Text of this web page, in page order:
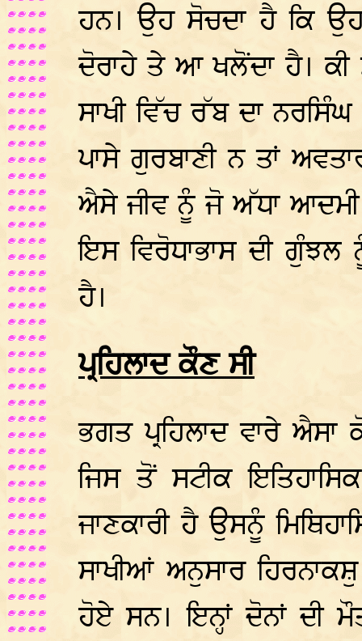
ਹਨ। ਉਹ ਸੋਚਦਾ ਹੈ ਕਿ
ਦੋਰਾਹੇ ਤੇ ਆ ਖਲੋਂਦਾ ਹੈ।
ਸਾਖੀ ਵਿੱਚ ਰੱਬ ਦਾ
ਪਾਸੇ ਗੁਰਬਾਣੀ ਨ ਤਾਂ
ਐਸੇ ਜੀਵ ਨੂੰ ਜੋ ਅੱਧਾ
ਇਸ ਵਿਰੋਧਾਭਾਸ ਦੀ
ਹੈ।
ਪ੍ਰਹਿਲਾਦ ਕੌਣ ਸੀ
ਭਗਤ ਪ੍ਰਹਿਲਾਦ ਵਾਰੇ
ਜਿਸ ਤੋਂ ਸਟੀਕ
ਜਾਣਕਾਰੀ ਹੈ ਉਸਨੂੰ
ਸਾਖੀਆਂ ਅਨੁਸਾਰ
ਹੋਏ ਸਨ। ਇਨ੍ਹਾਂ ਦੋਨਾਂ ਦੀ